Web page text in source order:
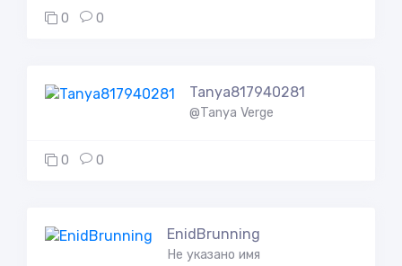
0 0
Tanya817940281
@Tanya Verge
0 0
EnidBrunning
Не указано имя